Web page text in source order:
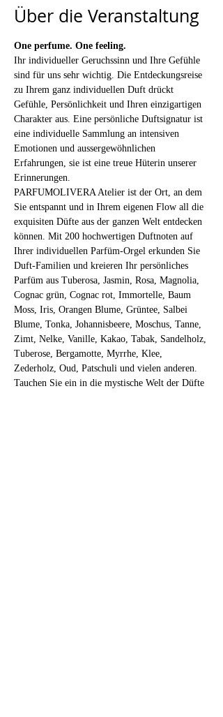
Über die Veranstaltung
One perfume. One feeling.
Ihr individueller Geruchssinn und Ihre Gefühle
sind für uns sehr wichtig. Die Entdeckungsreise
zu Ihrem ganz individuellen Duft drückt
Gefühle, Persönlichkeit und Ihren einzigartigen
Charakter aus. Eine persönliche Duftsignatur ist
eine individuelle Sammlung an intensiven
Emotionen und aussergewöhnlichen
Erfahrungen, sie ist eine treue Hüterin unserer
Erinnerungen.
PARFUMOLIVERA Atelier ist der Ort, an dem
Sie entspannt und in Ihrem eigenen Flow all die
exquisiten Düfte aus der ganzen Welt entdecken
können. Mit 200 hochwertigen Duftnoten auf
Ihrer individuellen Parfüm-Orgel erkunden Sie
Duft-Familien und kreieren Ihr persönliches
Parfüm aus Tuberosa, Jasmin, Rosa, Magnolia,
Cognac grün, Cognac rot, Immortelle, Baum
Moss, Iris, Orangen Blume, Grüntee, Salbei
Blume, Tonka, Johannisbeere, Moschus, Tanne,
Zimt, Nelke, Vanille, Kakao, Tabak, Sandelholz,
Tuberose, Bergamotte, Myrrhe, Klee,
Zederholz, Oud, Patschuli und vielen anderen.
Tauchen Sie ein in die mystische Welt der Düfte